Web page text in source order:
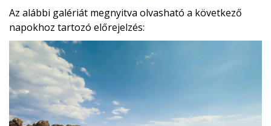
Az alábbi galériát megnyitva olvasható a következő
napokhoz tartozó előrejelzés: